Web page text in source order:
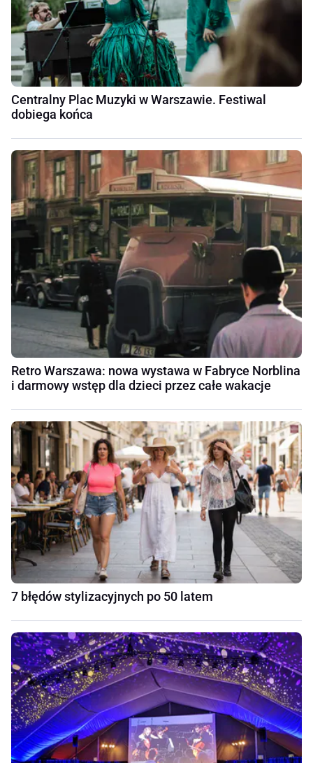
Centralny Plac Muzyki w Warszawie. Festiwal
dobiega końca
Retro Warszawa: nowa wystawa w Fabryce Norblina
i darmowy wstęp dla dzieci przez całe wakacje
7 błędów stylizacyjnych po 50 latem